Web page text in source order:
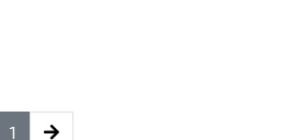
1 (current)